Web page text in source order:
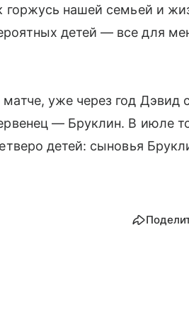
горжусь нашей семьей и
детей — все для
уже через год Дэвид
— Бруклин. В июле
детей: сыновья